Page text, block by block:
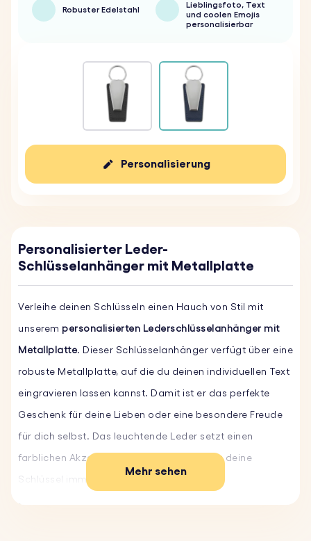
Robuster Edelstahl
Lieblingsfoto, Text
und coolen Emojis
personalisierbar
Personalisierung
Personalisierter Leder-
Schlüsselanhänger mit Metallplatte
Verleihe deinen Schlüsseln einen Hauch von Stil mit
unserem personalisierten Lederschlüsselanhänger mit
Metallplatte. Dieser Schlüsselanhänger verfügt über eine
robuste Metallplatte, auf die du deinen individuellen Text
eingravieren lassen kannst. Damit ist er das perfekte
Geschenk für deine Lieben oder eine besondere Freude
für dich selbst. Das leuchtende Leder setzt einen
farblichen Akzent und sorgt dafür, dass du deine
Schlüssel immer leicht finden kannst. Der
Schlüsselanhänger mit Gravur ist aus hochwertigem
Mehr sehen